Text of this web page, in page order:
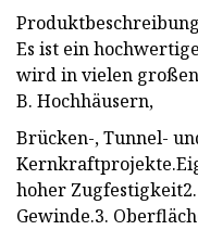
Produktbeschreibung
Es ist ein
wird in vielen
B. Hochhäusern,
Brücken-, Tunnel-
hoher
Gewinde.3.